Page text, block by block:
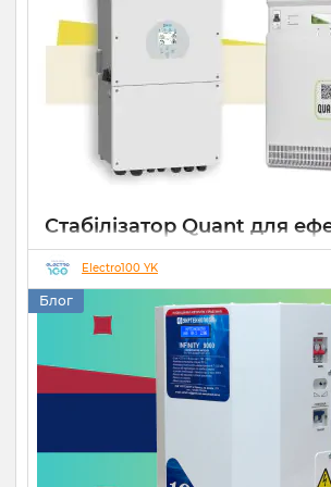
Стабілізатор Quant для
роботи СЕС
Electro100 YK
Блог